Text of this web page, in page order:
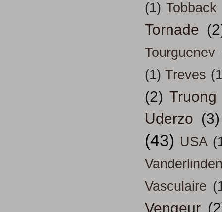
(1) Tobback
Tornade
Tourguenev
(1) Treves
(2) Truong
Uderzo (3)
(43) USA
Vanderlinden
Vasculaire
Vengeur